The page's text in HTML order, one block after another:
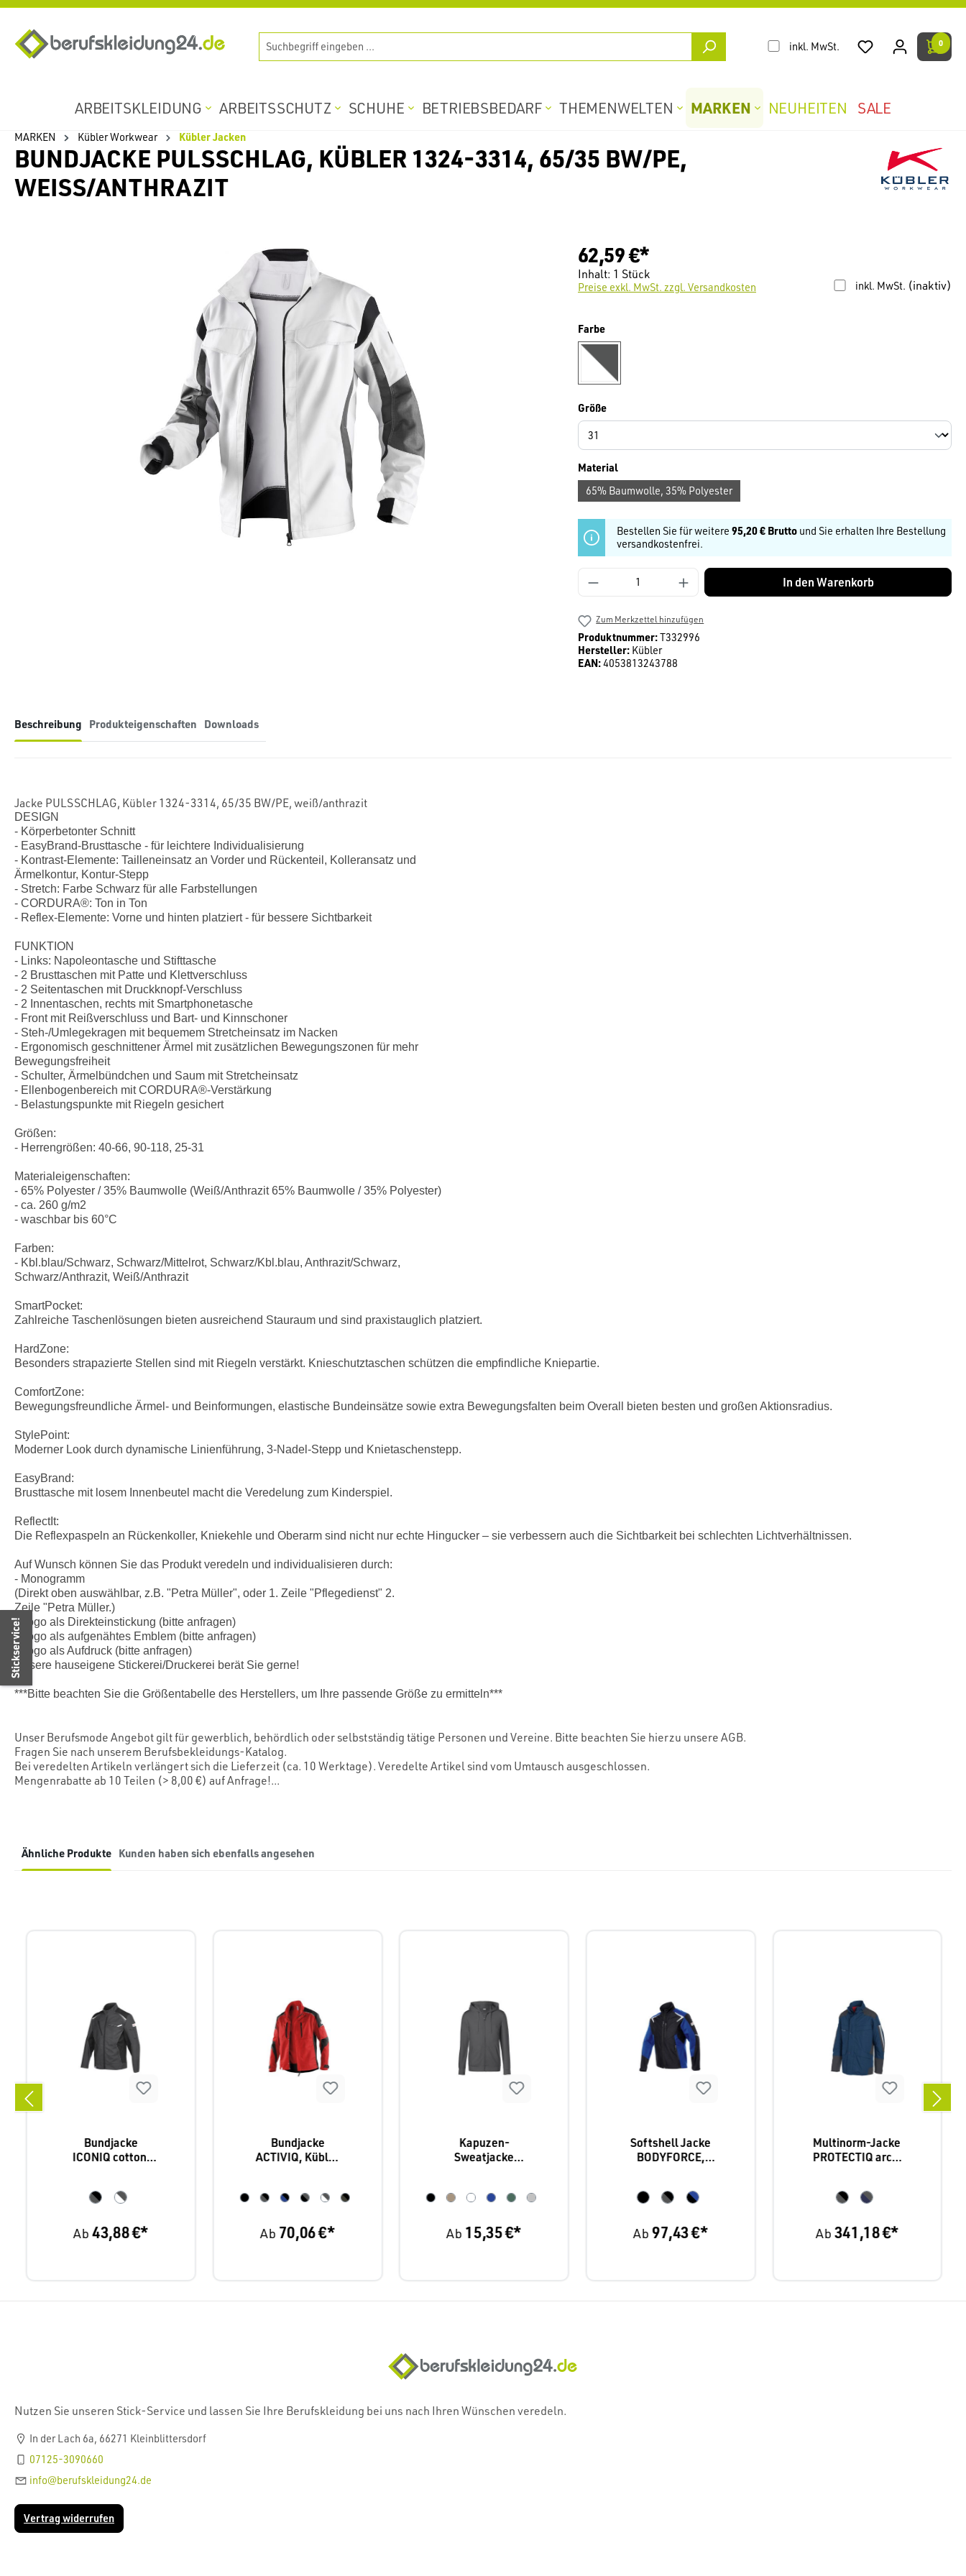
inkl. MwSt. 0
ARBEITSKLEIDUNG ARBEITSSCHUTZ SCHUHE BETRIEBSBEDARF THEMENWELTEN MARKEN NEUHEITEN SALE
MARKEN Kübler Workwear Kübler Jacken
BUNDJACKE PULSSCHLAG, KÜBLER 1324-3314, 65/35 BW/PE,
WEISS/ANTHRAZIT
62,59 €*
Inhalt: 1 Stück
inkl. MwSt. (inaktiv)
Preise exkl. MwSt. zzgl. Versandkosten
Farbeauswählen
weiss/anthrazit
Größeauswählen
Materialauswählen
65% Baumwolle, 35% Polyester
Bestellen Sie für weitere 95,20 € Brutto und Sie erhalten Ihre Bestellung
versandkostenfrei.
Produkt Anzahl: Gib den gewünschten Wert ein
In den Warenkorb
Zum Merkzettel hinzufügen
Produktnummer:T332996
Hersteller: Kübler
EAN:4053813243788
Beschreibung Produkteigenschaften Downloads
Jacke PULSSCHLAG, Kübler 1324-3314, 65/35 BW/PE, weiß/anthrazit
DESIGN
- Körperbetonter Schnitt
- EasyBrand-Brusttasche - für leichtere Individualisierung
- Kontrast-Elemente: Tailleneinsatz an Vorder und Rückenteil, Kolleransatz und
Ärmelkontur, Kontur-Stepp
- Stretch: Farbe Schwarz für alle Farbstellungen
- CORDURA®: Ton in Ton
- Reflex-Elemente: Vorne und hinten platziert - für bessere Sichtbarkeit
FUNKTION
- Links: Napoleontasche und Stifttasche
- 2 Brusttaschen mit Patte und Klettverschluss
- 2 Seitentaschen mit Druckknopf-Verschluss
- 2 Innentaschen, rechts mit Smartphonetasche
- Front mit Reißverschluss und Bart- und Kinnschoner
- Steh-/Umlegekragen mit bequemem Stretcheinsatz im Nacken
- Ergonomisch geschnittener Ärmel mit zusätzlichen Bewegungszonen für mehr
Bewegungsfreiheit
- Schulter, Ärmelbündchen und Saum mit Stretcheinsatz
- Ellenbogenbereich mit CORDURA®-Verstärkung
- Belastungspunkte mit Riegeln gesichert
Größen:
- Herrengrößen: 40-66, 90-118, 25-31
Materialeigenschaften:
- 65% Polyester / 35% Baumwolle (Weiß/Anthrazit 65% Baumwolle / 35% Polyester)
- ca. 260 g/m2
- waschbar bis 60°C
Farben:
- Kbl.blau/Schwarz, Schwarz/Mittelrot, Schwarz/Kbl.blau, Anthrazit/Schwarz,
Schwarz/Anthrazit, Weiß/Anthrazit
SmartPocket:
Zahlreiche Taschenlösungen bieten ausreichend Stauraum und sind praxistauglich platziert.
HardZone:
Besonders strapazierte Stellen sind mit Riegeln verstärkt. Knieschutztaschen schützen die empfindliche Kniepartie.
ComfortZone:
Bewegungsfreundliche Ärmel- und Beinformungen, elastische Bundeinsätze sowie extra Bewegungsfalten beim Overall bieten besten und großen Aktionsradius.
StylePoint:
Moderner Look durch dynamische Linienführung, 3-Nadel-Stepp und Knietaschenstepp.
EasyBrand:
Brusttasche mit losem Innenbeutel macht die Veredelung zum Kinderspiel.
ReflectIt:
Die Reflexpaspeln an Rückenkoller, Kniekehle und Oberarm sind nicht nur echte Hingucker – sie verbessern auch die Sichtbarkeit bei schlechten Lichtverhältnissen.
Auf Wunsch können Sie das Produkt veredeln und individualisieren durch:
- Monogramm
(Direkt oben auswählbar, z.B. "Petra Müller", oder 1. Zeile "Pflegedienst" 2.
Zeile "Petra Müller.)
- Logo als Direkteinstickung (bitte anfragen)
- Logo als aufgenähtes Emblem (bitte anfragen)
- Logo als Aufdruck (bitte anfragen)
Unsere hauseigene Stickerei/Druckerei berät Sie gerne!
***Bitte beachten Sie die Größentabelle des Herstellers, um Ihre passende Größe zu ermitteln***
Unser Berufsmode Angebot gilt für gewerblich, behördlich oder selbstständig tätige Personen und Vereine. Bitte beachten Sie hierzu unsere AGB.
Fragen Sie nach unserem Berufsbekleidungs-Katalog.
Bei veredelten Artikeln verlängert sich die Lieferzeit (ca. 10 Werktage). Veredelte Artikel sind vom Umtausch ausgeschlossen.
Mengenrabatte ab 10 Teilen (> 8,00 €) auf Anfrage!...
Ähnliche Produkte Kunden haben sich ebenfalls angesehen
Bundjacke
ICONIQ cotton,
Farbkombination
Ab43,88 €*
Bundjacke
ACTIVIQ, Kübler
Farbkombination
Ab 70,06 €*
Kapuzen-
Sweatjacke
Farben
Ab 15,35 €*
Softshell Jacke
BODYFORCE,
en
Ab 97,43 €*
Multinorm-Jacke
PROTECTIQ arc1,
Farbkombination
Ab 341,18 €*
Nutzen Sie unseren Stick-Service und lassen Sie Ihre Berufskleidung bei uns nach Ihren Wünschen veredeln.
In der Lach 6a, 66271 Kleinblittersdorf
07125-3090660
info@berufskleidung24.de
Vertrag widerrufen
Stickservice!